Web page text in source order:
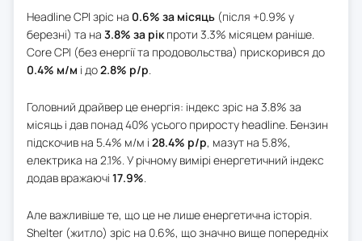
Headline CPI зріс на 0.6% за місяць (після +0.9% у
березні) та на 3.8% за рікпроти 3.3% місяцем раніше.
Core CPI (без енергії та продовольства) прискорився до
0.4% м/м і до2.8% р/р.
Головний драйвер це енергія: індекс зріс на 3.8% за
місяць і дав понад 40% усього приросту headline. Бензин
підскочив на 5.4% м/м і 28.4% р/р, мазут на 5.8%,
електрика на 2.1%. У річному вимірі енергетичний індекс
додав вражаючі 17.9%.
Але важливіше те, що це не лише енергетична історія.
Shelter (житло) зріс на 0.6%, що значно вище попередніх